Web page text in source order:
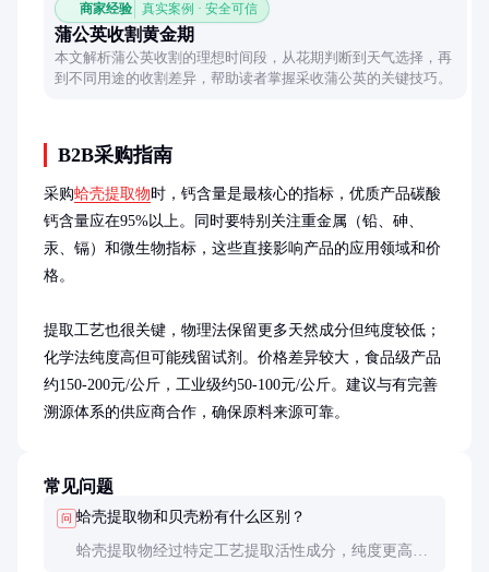
商家经验 真实案例 · 安全可信
蒲公英收割黄金期
本文解析蒲公英收割的理想时间段，从花期判断到天气选择，再
到不同用途的收割差异，帮助读者掌握采收蒲公英的关键技巧。
B2B采购指南
采购蛤壳提取物时，钙含量是最核心的指标，优质产品碳酸
钙含量应在95%以上。同时要特别关注重金属（铅、砷、
汞、镉）和微生物指标，这些直接影响产品的应用领域和价
格。
提取工艺也很关键，物理法保留更多天然成分但纯度较低；
化学法纯度高但可能残留试剂。价格差异较大，食品级产品
约150-200元/公斤，工业级约50-100元/公斤。建议与有完善
溯源体系的供应商合作，确保原料来源可靠。
常见问题
问 蛤壳提取物和贝壳粉有什么区别？
蛤壳提取物经过特定工艺提取活性成分，纯度更高、